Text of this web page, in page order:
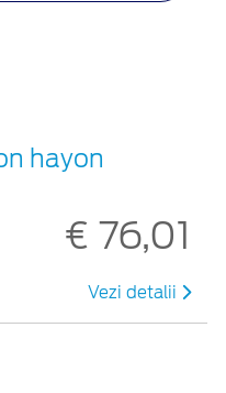
hayon
€ 76,01
Vezi detalii